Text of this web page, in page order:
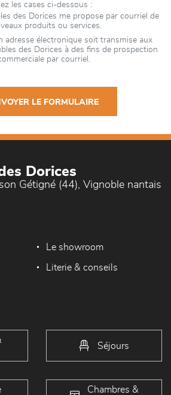
les cases ci-dessous :
des Dorices me propose par courriel de
produits ou services.
adresse électronique soit transmise aux
des Dorices à des fins de prospection
par courriel.
LE FORMULAIRE
Dorices
Gétigné (44), Vignoble nantais
Le showroom
Literie & conseils
Séjours
Chambres &